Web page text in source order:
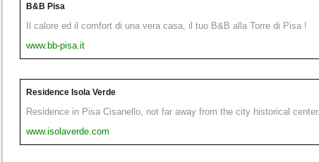
B&B Pisa
Il calore ed il comfort di una vera casa, il tuo B&B alla Torre di Pisa !
www.bb-pisa.it
Residence Isola Verde
Residence in Pisa Cisanello, not far away from the city historical center.
www.isolaverde.com